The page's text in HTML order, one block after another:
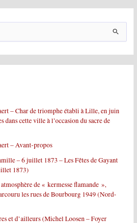
– Char de triomphe établi à Lille, en juin
dans cette ville à l’occasion du sacre de
– Avant-propos
– 6 juillet 1873 – Les Fêtes de Gayant
1873)
de « kermesse flamande »,
les rues de Bourbourg 1949 (Nord-
et d’ailleurs (Michel Loosen – Foyer